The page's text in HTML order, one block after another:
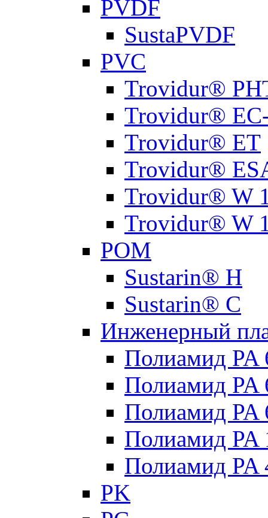
PVDF
SustaPVDF
PVC
Trovidur®
Trovidur®
Trovidur® ET
Trovidur®
Trovidur® W
Trovidur® W
РОМ
Sustarin® H
Sustarin® C
Инженерный
Полиамид PA
Полиамид PA
Полиамид PA
Полиамид PA
Полиамид PA
PK